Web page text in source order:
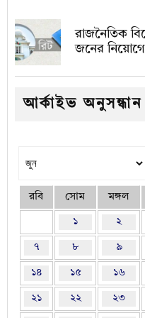
রাজনৈতিক
জনের
আর্কাইভ অনুসন্ধান
রবি সোম মঙ্গল
১ ২
৭ ৮ ৯
১৪ ১৫ ১৬
২১ ২২ ২৩